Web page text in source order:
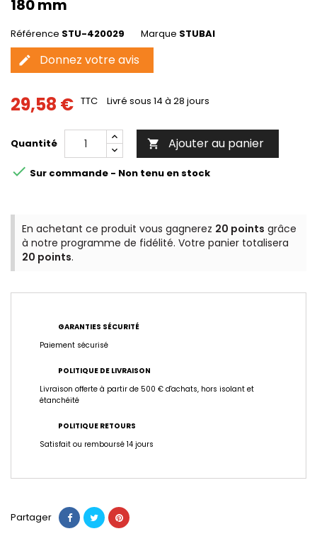
180 mm
Référence STU-420029 Marque STUBAI
edit Donnez votre avis
29,58 € TTC Livré sous 14 à 28 jours
Quantité  Ajouter au panier
 Sur commande - Non tenu en stock
En achetant ce produit vous gagnerez 20 points grâce
à notre programme de fidélité. Votre panier totalisera
20 points.
GARANTIES SÉCURITÉ
Paiement sécurisé
POLITIQUE DE LIVRAISON
Livraison offerte à partir de 500 € d'achats, hors isolant et
étanchéité
POLITIQUE RETOURS
Satisfait ou remboursé 14 jours
Partager